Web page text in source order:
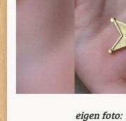
eigen foto: